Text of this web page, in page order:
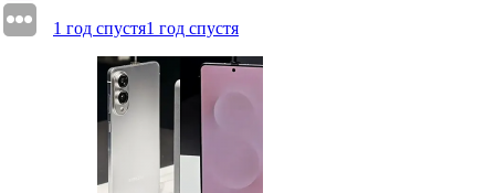
1 год спустя1 год спустя